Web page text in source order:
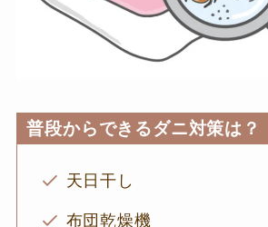
普段からできるダニ対策は？
天日干し
布団乾燥機